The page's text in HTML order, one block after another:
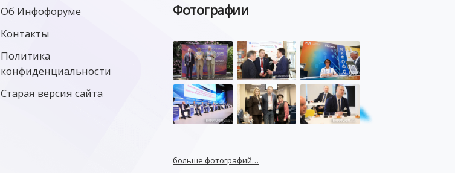
Об Инфофоруме
Контакты
Политика
конфиденциальности
Старая версия сайта
Фотографии
больше фотографий…